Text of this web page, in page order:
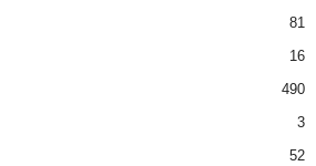
81
16
490
3
52